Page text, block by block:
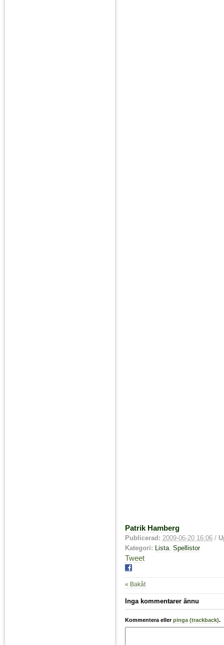
Patrik Hamberg
Publicerad: 2009-06-20 16:06 /
Kategori: Lista Spellistor
Tweet
« Bakåt
Inga kommentarer ännu
Kommentera ellerpinga (trackback).